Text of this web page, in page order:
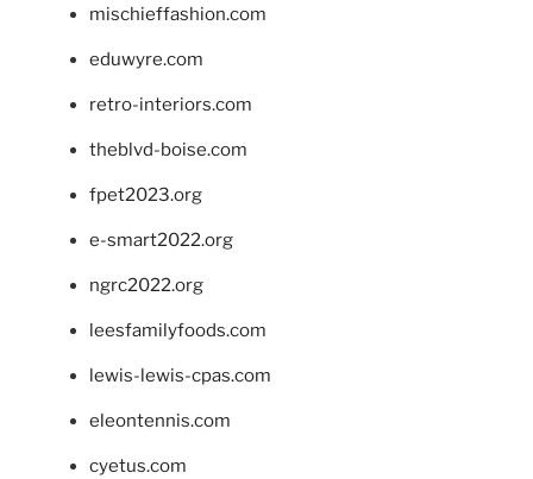
mischieffashion.com
eduwyre.com
retro-interiors.com
theblvd-boise.com
fpet2023.org
e-smart2022.org
ngrc2022.org
leesfamilyfoods.com
lewis-lewis-cpas.com
eleontennis.com
cyetus.com